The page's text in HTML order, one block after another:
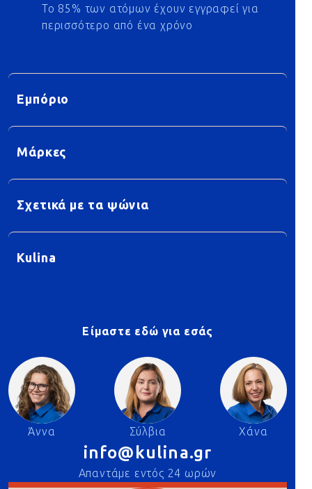
Το 85% των ατόμων έχουν εγγραφεί για
περισσότερο από ένα χρόνο
Εμπόριο
Μάρκες
Σχετικά με τα ψώνια
Kulina
Είμαστε εδώ για εσάς
Άννα Σύλβια Χάνα
info@kulina.gr
Απαντάμε εντός 24 ωρών